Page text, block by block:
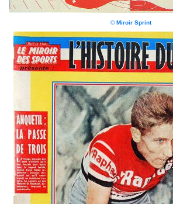
© Miroir Sprint